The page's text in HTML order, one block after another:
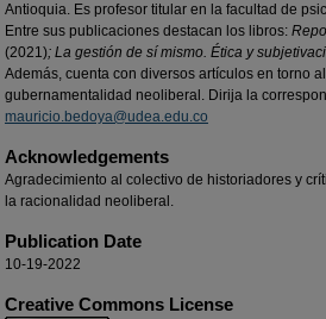
Antioquia. Es profesor titular en la facultad de
Entre sus publicaciones destacan los libros:
(2021); La gestión de sí mismo. Ética y
Además, cuenta con diversos artículos en torno
gubernamentalidad neoliberal. Dirija la
mauricio.bedoya@udea.edu.co
Acknowledgements
Agradecimiento al colectivo de historiadores y
la racionalidad neoliberal.
Publication Date
10-19-2022
Creative Commons License